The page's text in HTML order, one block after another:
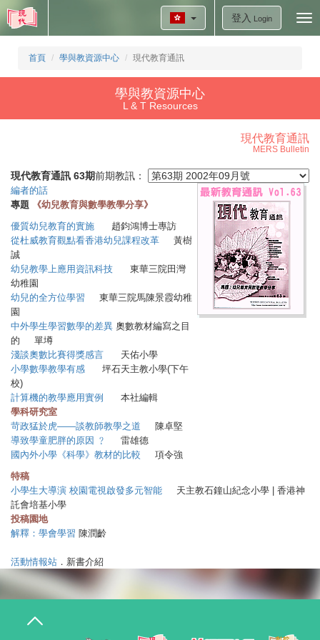
登入 Login
首頁 學與教資源中心 現代教育通訊
學與教資源中心
L & T Resources
現代教育通訊
MERS Bulletin
現代教育通訊 63期前期教訊：
編者的話
專題
《幼兒教育與數學教學分享》
優質幼兒教育的實施 趙鈞鴻博士專訪
從杜威教育觀點看香港幼兒課程改革 黃樹
誠
幼兒教學上應用資訊科技 東華三院田灣
幼稚園
幼兒的全方位學習 東華三院馬陳景霞幼稚
園
中外學生學習數學的差異 奧數教材編寫之目
的 單墫
淺談奧數比賽得獎感言 天佑小學
小學數學教學有感 坪石天主教小學(下午
校)
計算機的教學應用實例
本社編輯
學科研究室
苛政猛於虎——談教師教學之道 陳卓堅
導致學童肥胖的原因 ﹖
雷雄德
國內外小學《科學》教材的比較 項令強
特稿
小學生大導演 校園電視啟發多元智能 天主教石鐘山紀念小學 | 香港神
託會培基小學
投稿園地
解釋：學會學習 陳潤齡
活動情報站 ．新書介紹
T